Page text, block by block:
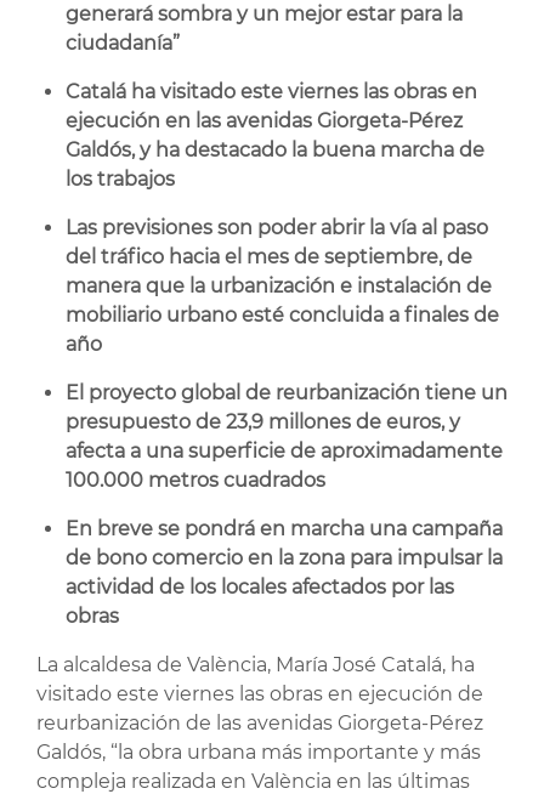
generará sombra y un mejor estar para la
ciudadanía”
Catalá ha visitado este viernes las obras en
ejecución en las avenidas Giorgeta-Pérez
Galdós, y ha destacado la buena marcha de
los trabajos
Las previsiones son poder abrir la vía al paso
del tráfico hacia el mes de septiembre, de
manera que la urbanización e instalación de
mobiliario urbano esté concluida a finales de
año
El proyecto global de reurbanización tiene un
presupuesto de 23,9 millones de euros, y
afecta a una superficie de aproximadamente
100.000 metros cuadrados
En breve se pondrá en marcha una campaña
de bono comercio en la zona para impulsar la
actividad de los locales afectados por las
obras
La alcaldesa de València, María José Catalá, ha
visitado este viernes las obras en ejecución de
reurbanización de las avenidas Giorgeta-Pérez
Galdós, “la obra urbana más importante y más
compleja realizada en València en las últimas